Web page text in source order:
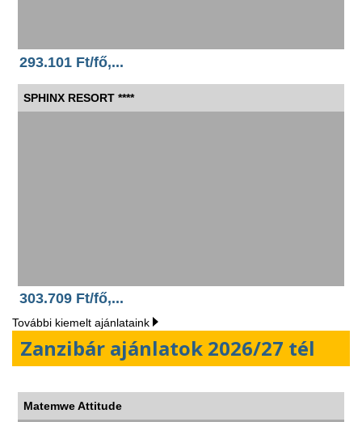
293.101 Ft/fő,...
SPHINX RESORT ****
303.709 Ft/fő,...
További kiemelt ajánlataink
Zanzibár ajánlatok 2026/27 tél
Matemwe Attitude